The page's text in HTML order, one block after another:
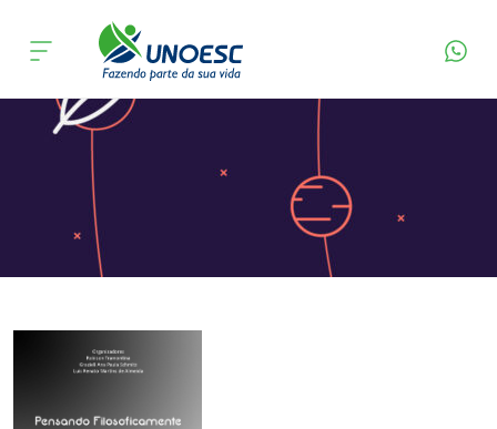
Cursos
Onde estamos
Atendimento ao Estudante
Unoesc